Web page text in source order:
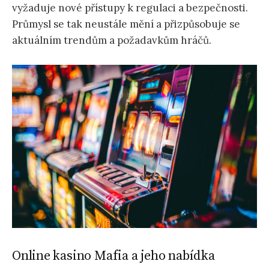
vyžaduje nové přístupy k regulaci a bezpečnosti.
Průmysl se tak neustále mění a přizpůsobuje se
aktuálním trendům a požadavkům hráčů.
Online kasino Mafia a jeho nabídka